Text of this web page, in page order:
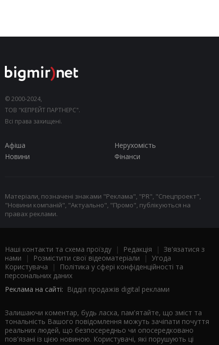
© 2000-2024,
ТОВ "КЕПРЕЙТ ПАРТНЕРС".
Всі права захищені.
Афіша
Нерухомість
Новини
Фінанси
Матеріали, позначені знаками "Реклама", "PR", "Спецпроект",
"Новини компаній", "Актуально", "Промо", публікуються на
правах реклами.
Наші контакти та схема проїзду | Редакція | Зв'язатися з
нами | Розмістити свої відеоматеріали | Угода
Користувача |
Політика у сфері конфіденційності та
персональних даних
Реклама на сайті: Відділ продажів digital реклами
Залишаючи коментар, будь ласка, пам'ятайте, що зміст та
тональність Вашого повідомлення можуть зачіпати почуття
реальних людей, що безпосередньо чи опосередковано
пов'язані із цією новиною. Користувачі, які порушують ці